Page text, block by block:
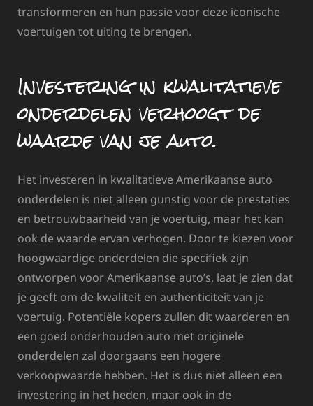
transformeren en hun passie voor deze iconische
voertuigen tot uiting te brengen.
Investering in kwalitatieve
onderdelen verhoogt de
waarde van je auto.
Het investeren in kwalitatieve Amerikaanse auto
onderdelen is niet alleen gunstig voor de prestaties
en betrouwbaarheid van je voertuig, maar het kan
ook de waarde ervan verhogen. Door te kiezen voor
hoogwaardige onderdelen die specifiek zijn
ontworpen voor Amerikaanse auto’s, laat je zien dat
je geeft om de kwaliteit en authenticiteit van je
voertuig. Potentiële kopers zullen dit waarderen en
een goed onderhouden auto met originele
onderdelen zal doorgaans een hogere
verkoopwaarde hebben. Het is dus niet alleen een
investering in het heden, maar ook in de